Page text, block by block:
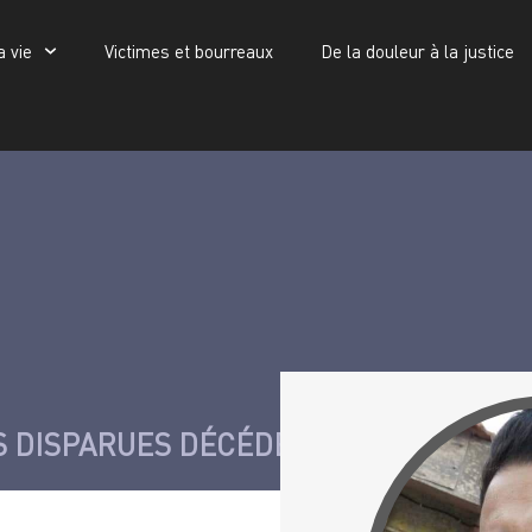
vie Victimes et bourreaux De la douleur à la justice
DÉCÉDÉES